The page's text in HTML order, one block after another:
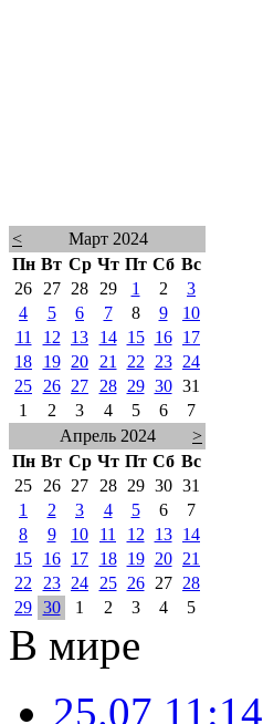
<
Март 2024
Пн Вт Ср Чт Пт Сб Вс
26
27 28 29 1 2
3
4
5 6 7 8 9
10
11
12 13 14 15 16
17
18
19 20 21 22 23
24
25
26 27 28 29 30 31
1
2 3 4 5 6
7
Апрель 2024
>
Пн Вт Ср Чт Пт Сб Вс
25
26 27 28 29 30 31
1
2 3 4 5 6
7
8
9 10 11 12 13
14
15
16 17 18 19 20
21
22
23 24 25 26 27
28
29 30 1 2 3 4 5
В мире
25.07 11:14